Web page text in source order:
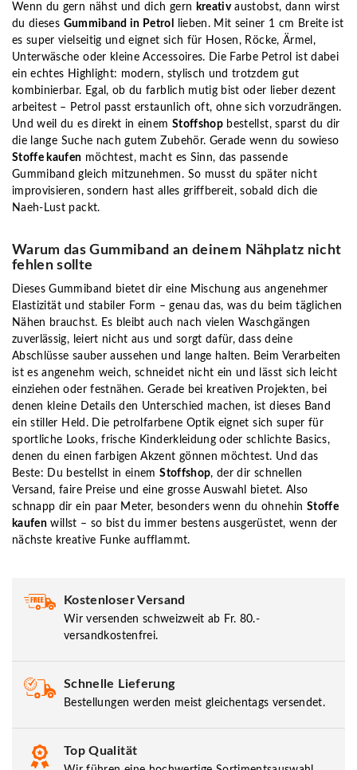
Wenn du gern nähst und dich gern kreativaustobst, dann wirst
du dieses Gummiband in Petrol
lieben. Mit seiner 1 cm Breite ist
es super vielseitig und eignet sich für Hosen, Röcke, Ärmel,
Unterwäsche oder kleine Accessoires. Die Farbe Petrol ist dabei
ein echtes Highlight: modern, stylisch und trotzdem gut
kombinierbar. Egal, ob du farblich mutig bist oder lieber dezent
arbeitest – Petrol passt erstaunlich oft, ohne sich vorzudrängen.
Und weil du es direkt in einem Stoffshop bestellst, sparst du dir
die lange Suche nach gutem Zubehör. Gerade wenn du sowieso
Stoffe kaufen möchtest, macht es Sinn, das passende
Gummiband gleich mitzunehmen. So musst du später nicht
improvisieren, sondern hast alles griffbereit, sobald dich die
Naeh-Lust packt.
Warum das Gummiband an deinem Nähplatz nicht
fehlen sollte
Dieses Gummiband bietet dir eine Mischung aus angenehmer
Elastizität und stabiler Form – genau das, was du beim täglichen
Nähen brauchst. Es bleibt auch nach vielen Waschgängen
zuverlässig, leiert nicht aus und sorgt dafür, dass deine
Abschlüsse sauber aussehen und lange halten. Beim Verarbeiten
ist es angenehm weich, schneidet nicht ein und lässt sich leicht
einziehen oder festnähen. Gerade bei kreativen Projekten, bei
denen kleine Details den Unterschied machen, ist dieses Band
ein stiller Held. Die petrolfarbene Optik eignet sich super für
sportliche Looks, frische Kinderkleidung oder schlichte Basics,
denen du einen farbigen Akzent gönnen möchtest. Und das
Beste: Du bestellst in einemStoffshop, der dir schnellen
Versand, faire Preise und eine grosse Auswahl bietet. Also
schnapp dir ein paar Meter, besonders wenn du ohnehin Stoffe
kaufen willst – so bist du immer bestens ausgerüstet, wenn der
nächste kreative Funke aufflammt.
Kostenloser Versand
Wir versenden schweizweit ab Fr. 80.-
versandkostenfrei.
Schnelle Lieferung
Bestellungen werden meist gleichentags versendet.
Top Qualität